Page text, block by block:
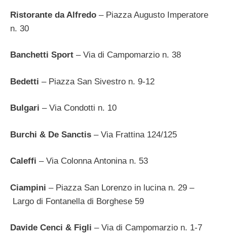
Ristorante da Alfredo – Piazza Augusto Imperatore
n. 30
Banchetti Sport – Via di Campomarzio n. 38
Bedetti – Piazza San Sivestro n. 9-12
Bulgari – Via Condotti n. 10
Burchi & De Sanctis – Via Frattina 124/125
Caleffi – Via Colonna Antonina n. 53
Ciampini – Piazza San Lorenzo in lucina n. 29 –
Largo di Fontanella di Borghese 59
Davide Cenci & Figli – Via di Campomarzio n. 1-7